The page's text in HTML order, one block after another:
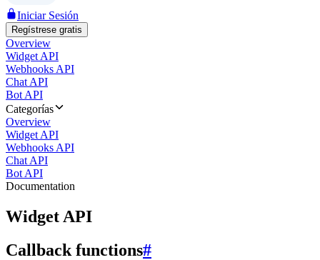
Iniciar Sesión
Regístrese gratis
Overview
Widget API
Webhooks API
Chat API
Bot API
Categorías
Overview
Widget API
Webhooks API
Chat API
Bot API
Documentation
Widget API
Callback functions#